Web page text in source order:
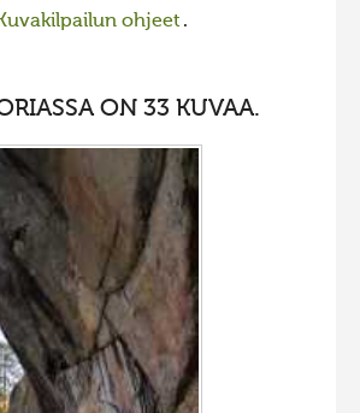
2022 lisa
2021
2021
2020
2020
2019
2018
2017
2016
Kuvakilpailun ohjeet .
ON 33 KUVAA.